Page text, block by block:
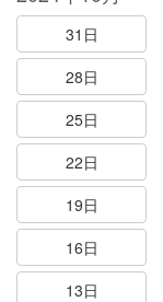
31日
28日
25日
22日
19日
16日
13日